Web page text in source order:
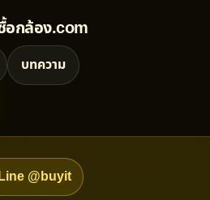
อกล้อง.com
บทความ
Line @buyit